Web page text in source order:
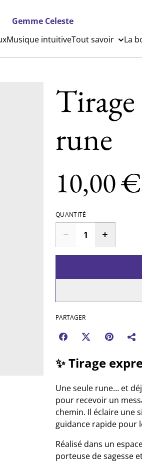
Gemme Celeste
Musique intuitiveTout savoir La
Tirage
rune
10,00 €
QUANTITÉ
PARTAGER
✨ Tirage
Une seule rune… et
pour recevoir un
chemin. Il éclaire une
guidance rapide pour
Réalisé dans un
porteuse de sagesse